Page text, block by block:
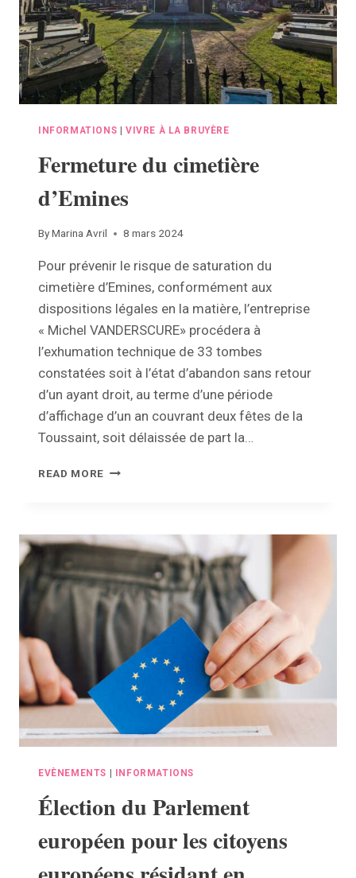
INFORMATIONS | VIVRE À LA BRUYÈRE
Fermeture du cimetière
d’Emines
ByMarina Avril 8 mars 2024
Pour prévenir le risque de saturation du
cimetière d’Emines, conformément aux
dispositions légales en la matière, l’entreprise
« Michel VANDERSCURE» procédera à
l’exhumation technique de 33 tombes
constatées soit à l’état d’abandon sans retour
d’un ayant droit, au terme d’une période
d’affichage d’un an couvrant deux fêtes de la
Toussaint, soit délaissée de part la…
READ MORE FERMETURE
EVÈNEMENTS | INFORMATIONS
Élection du Parlement
européen pour les citoyens